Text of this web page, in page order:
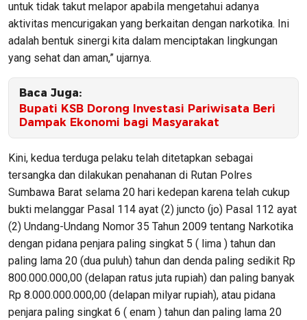
untuk tidak takut melapor apabila mengetahui adanya
aktivitas mencurigakan yang berkaitan dengan narkotika. Ini
adalah bentuk sinergi kita dalam menciptakan lingkungan
yang sehat dan aman,” ujarnya.
Baca Juga:
Bupati KSB Dorong Investasi Pariwisata Beri
Dampak Ekonomi bagi Masyarakat
Kini, kedua terduga pelaku telah ditetapkan sebagai
tersangka dan dilakukan penahanan di Rutan Polres
Sumbawa Barat selama 20 hari kedepan karena telah cukup
bukti melanggar Pasal 114 ayat (2) juncto (jo) Pasal 112 ayat
(2) Undang-Undang Nomor 35 Tahun 2009 tentang Narkotika
dengan pidana penjara paling singkat 5 ( lima ) tahun dan
paling lama 20 (dua puluh) tahun dan denda paling sedikit Rp
800.000.000,00 (delapan ratus juta rupiah) dan paling banyak
Rp 8.000.000.000,00 (delapan milyar rupiah), atau pidana
penjara paling singkat 6 ( enam ) tahun dan paling lama 20